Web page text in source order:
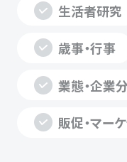
生活者研究
歳事・行事
業態・企業
販促・マー